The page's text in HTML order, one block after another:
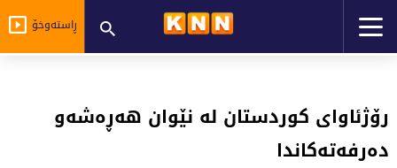
ڕاستەوخۆ
رۆژئاوای کوردستان لە نێوان هەڕەشەو
دەرفەتەکاندا